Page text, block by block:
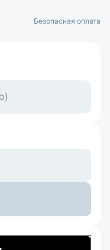
Безопасная оплата